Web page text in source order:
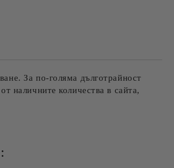
За по-голяма дълготрайност
наличните количества в сайта,